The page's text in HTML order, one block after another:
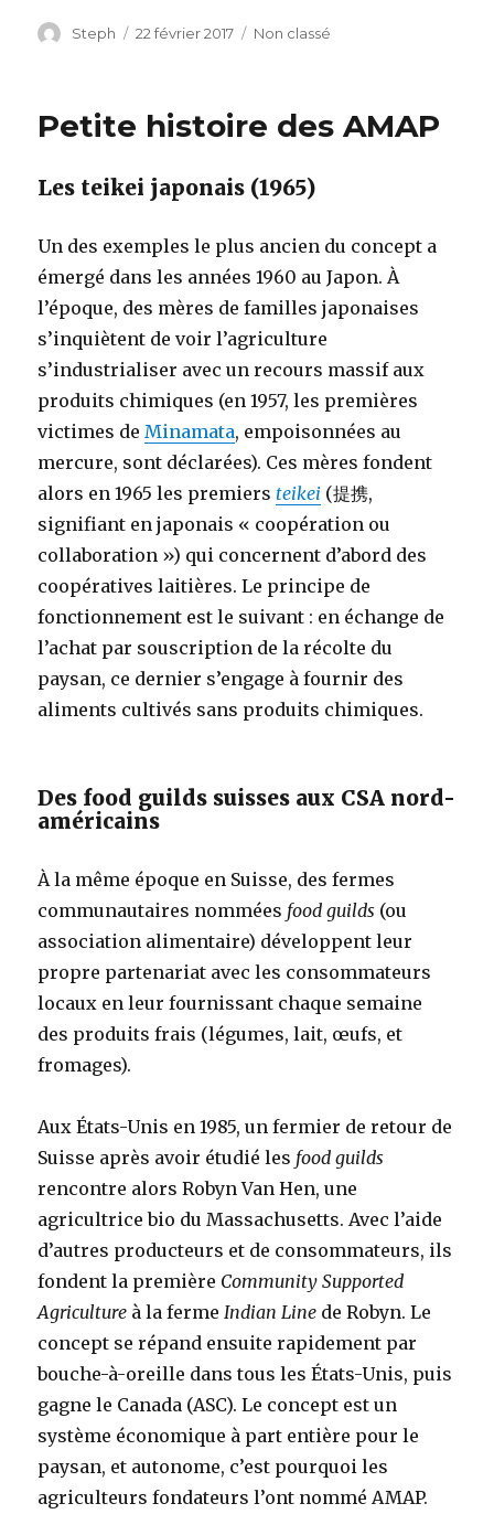
Auteur
Steph
Publié
22 février 2017 Catégories
Non classé
Petite histoire des AMAP
Les teikei japonais (1965)
Un des exemples le plus ancien du concept a
émergé dans les années 1960 au Japon. À
l’époque, des mères de familles japonaises
s’inquiètent de voir l’agriculture
s’industrialiser avec un recours massif aux
produits chimiques (en 1957, les premières
victimes deMinamata, empoisonnées au
mercure, sont déclarées). Ces mères fondent
alors en 1965 les premiers teikei (提携,
signifiant en japonais « coopération ou
collaboration ») qui concernent d’abord des
coopératives laitières. Le principe de
fonctionnement est le suivant : en échange de
l’achat par souscription de la récolte du
paysan, ce dernier s’engage à fournir des
aliments cultivés sans produits chimiques.
Des food guilds suisses aux CSA nord-
américains
À la même époque en Suisse, des fermes
communautaires nommées food guilds (ou
association alimentaire) développent leur
propre partenariat avec les consommateurs
locaux en leur fournissant chaque semaine
des produits frais (légumes, lait, œufs, et
fromages).
Aux États-Unis en 1985, un fermier de retour de
Suisse après avoir étudié les food guilds
rencontre alors Robyn Van Hen, une
agricultrice bio du Massachusetts. Avec l’aide
d’autres producteurs et de consommateurs, ils
fondent la première Community Supported
Agriculture à la fermeIndian Line de Robyn. Le
concept se répand ensuite rapidement par
bouche-à-oreille dans tous les États-Unis, puis
gagne le Canada (ASC). Le concept est un
système économique à part entière pour le
paysan, et autonome, c’est pourquoi les
agriculteurs fondateurs l’ont nommé AMAP.